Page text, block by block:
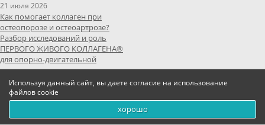
Используя данный сайт, вы даете согласие на использование
файлов cookie
хорошо
21 июля 2026
Как помогает коллаген при
остеопорозе и остеоартрозе?
Разбор исследований и роль
ПЕРВОГО ЖИВОГО КОЛЛАГЕНА®
для опорно-двигательной
системы
All posts
0